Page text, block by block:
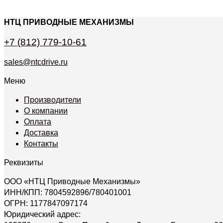
НТЦ ПРИВОДНЫЕ МЕХАНИЗМЫ
+7 (812) 779-10-61
sales@ntcdrive.ru
Меню
Производители
О компании
Оплата
Доставка
Контакты
Реквизиты
ООО «НТЦ Приводные Механизмы»
ИНН/КПП: 7804592896/780401001
ОГРН: 1177847097174
Юридический адрес: